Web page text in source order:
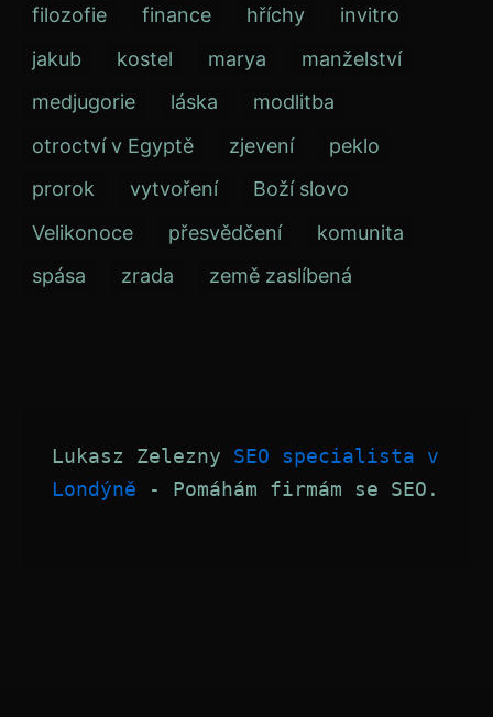
filozofie
finance hříchy
invitro
jakub
kostel marya
manželství
medjugorie
láska
modlitba
otroctví v Egyptě
zjevení
peklo
prorok
vytvoření
Boží slovo
Velikonoce
přesvědčení
komunita
spása
zrada země zaslíbená
Lukasz Zelezny SEO specialista v
Londýně - Pomáhám firmám se SEO.